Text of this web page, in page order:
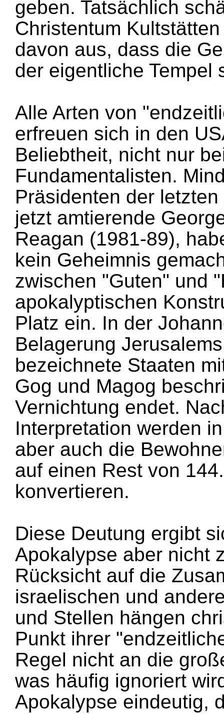
geben. Tatsächlich
Christentum
davon aus, dass die
der eigentliche Tempel
Alle Arten von
erfreuen sich in den
Beliebtheit, nicht nur
Fundamentalisten.
Präsidenten der
jetzt amtierende
Reagan (1981-89),
kein Geheimnis
zwischen "Guten" und
apokalyptischen
Platz ein. In der
Belagerung
bezeichnete Staaten
Gog und Magog
Vernichtung endet.
Interpretation werden
aber auch die
auf einen Rest von
konvertieren.
Diese Deutung ergibt
Apokalypse aber nicht
Rücksicht auf die
israelischen und
und Stellen hängen
Punkt ihrer
Regel nicht an die
was häufig ignoriert
Apokalypse eindeutig,